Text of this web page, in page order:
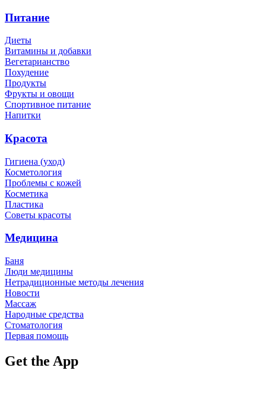
Питание
Диеты
Витамины и добавки
Вегетарианство
Похудение
Продукты
Фрукты и овощи
Спортивное питание
Напитки
Красота
Гигиена (уход)
Косметология
Проблемы с кожей
Косметика
Пластика
Советы красоты
Медицина
Баня
Люди медицины
Нетрадиционные методы лечения
Новости
Массаж
Народные средства
Стоматология
Первая помощь
Get the App